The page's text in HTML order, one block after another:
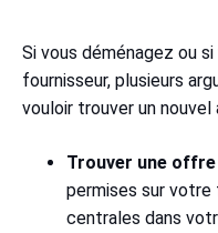
Si vous déménagez ou
fournisseur, plusieurs
vouloir trouver un
Trouver une
permises sur
centrales dans